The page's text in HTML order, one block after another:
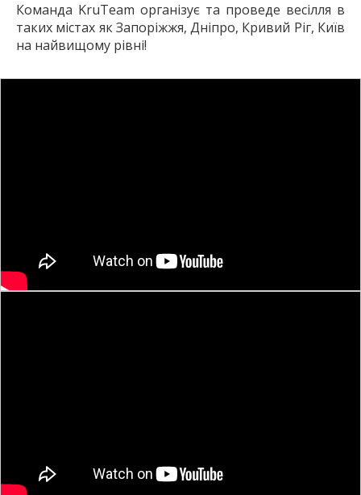
Команда KruTeam організує та проведе весілля в
таких містах як Запоріжжя, Дніпро, Кривий Ріг, Київ
на найвищому рівні!